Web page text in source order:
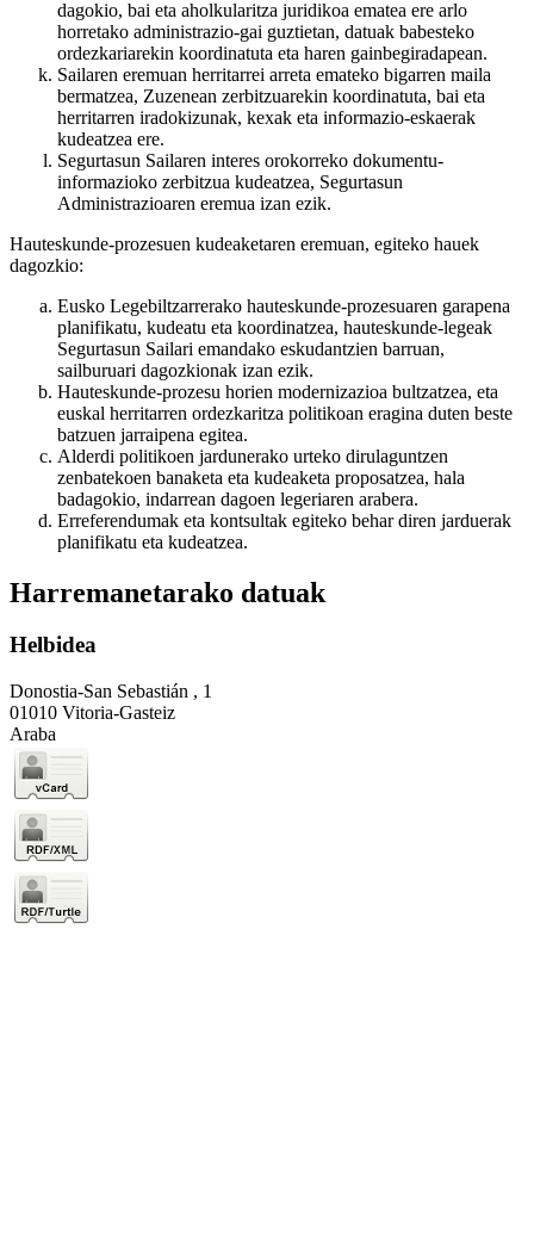
dagokio, bai eta aholkularitza juridikoa ematea ere arlo
horretako administrazio-gai guztietan, datuak babesteko
ordezkariarekin koordinatuta eta haren gainbegiradapean.
Sailaren eremuan herritarrei arreta emateko bigarren maila
bermatzea, Zuzenean zerbitzuarekin koordinatuta, bai eta
herritarren iradokizunak, kexak eta informazio-eskaerak
kudeatzea ere.
Segurtasun Sailaren interes orokorreko dokumentu-
informazioko zerbitzua kudeatzea, Segurtasun
Administrazioaren eremua izan ezik.
Hauteskunde-prozesuen kudeaketaren eremuan, egiteko hauek
dagozkio:
Eusko Legebiltzarrerako hauteskunde-prozesuaren garapena
planifikatu, kudeatu eta koordinatzea, hauteskunde-legeak
Segurtasun Sailari emandako eskudantzien barruan,
sailburuari dagozkionak izan ezik.
Hauteskunde-prozesu horien modernizazioa bultzatzea, eta
euskal herritarren ordezkaritza politikoan eragina duten beste
batzuen jarraipena egitea.
Alderdi politikoen jardunerako urteko dirulaguntzen
zenbatekoen banaketa eta kudeaketa proposatzea, hala
badagokio, indarrean dagoen legeriaren arabera.
Erreferendumak eta kontsultak egiteko behar diren jarduerak
planifikatu eta kudeatzea.
Harremanetarako datuak
Helbidea
Donostia-San Sebastián , 1
01010 Vitoria-Gasteiz
Araba